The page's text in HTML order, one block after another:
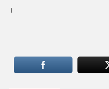
।